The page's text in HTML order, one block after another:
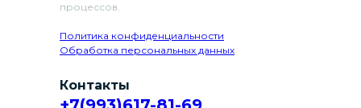
процессов.
Политика конфиденциальности
Обработка персональных данных
Контакты